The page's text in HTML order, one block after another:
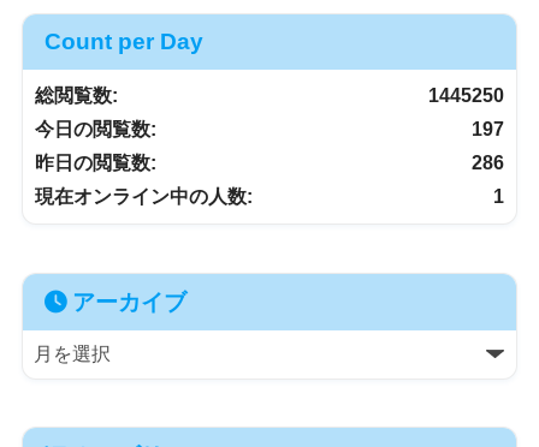
Count per Day
1445250
総閲覧数:
197
今日の閲覧数:
286
昨日の閲覧数:
1
現在オンライン中の人数:
アーカイブ